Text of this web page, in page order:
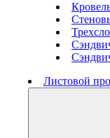
Листовой